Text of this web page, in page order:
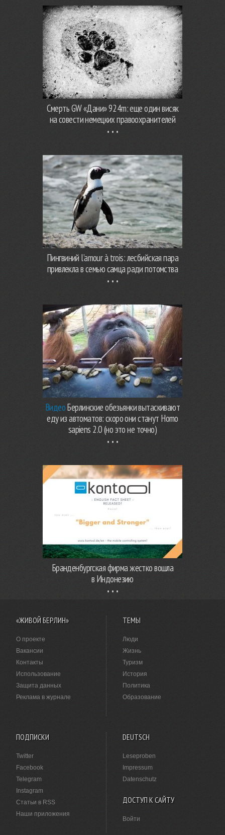
Смерть GW «Дани» 924m: еще один висяк
на совести немецких правоохранителей
Пингвиний l’amour à trois: лесбийская пара
привлекла в семью самца ради потомства
ВидеоБерлинские обезьянки вытаскивают
еду из автоматов: скоро они станут Homo
sapiens 2.0 (но это не точно)
Бранденбургская фирма жестко вошла
в Индонезию
«ЖИВОЙ БЕРЛИН»
О проекте
Вакансии
Контакты
Использование
Защита данных
Реклама в журнале
ТЕМЫ
Люди
Жизнь
Туризм
История
Политика
Образование
ПОДПИСКИ
Twitter
Facebook
Telegram
Instagram
Статьи в RSS
Наши приложения
DEUTSCH
Leseproben
Impressum
Datenschutz
ДОСТУП К САЙТУ
Войти